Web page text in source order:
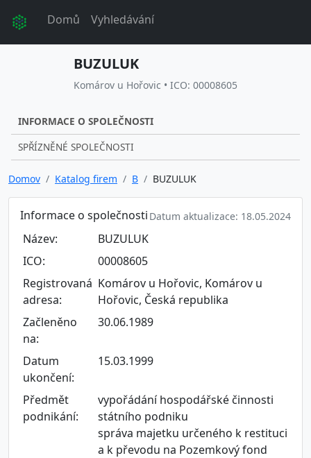
Domů Vyhledávání
BUZULUK
Komárov u Hořovic • ICO: 00008605
INFORMACE O SPOLEČNOSTI
SPŘÍZNĚNÉ SPOLEČNOSTI
Domov Katalog firem B BUZULUK
Informace o společnosti Datum aktualizace: 18.05.2024
Název:
BUZULUK
ICO:
00008605
Registrovaná
adresa:
Komárov u Hořovic, Komárov u
Hořovic, Česká republika
Začleněno
na:
30.06.1989
Datum
ukončení:
15.03.1999
Předmět
podnikání:
vypořádání hospodářské činnosti
státního podniku
správa majetku určeného k restituci
a k převodu na Pozemkový fond